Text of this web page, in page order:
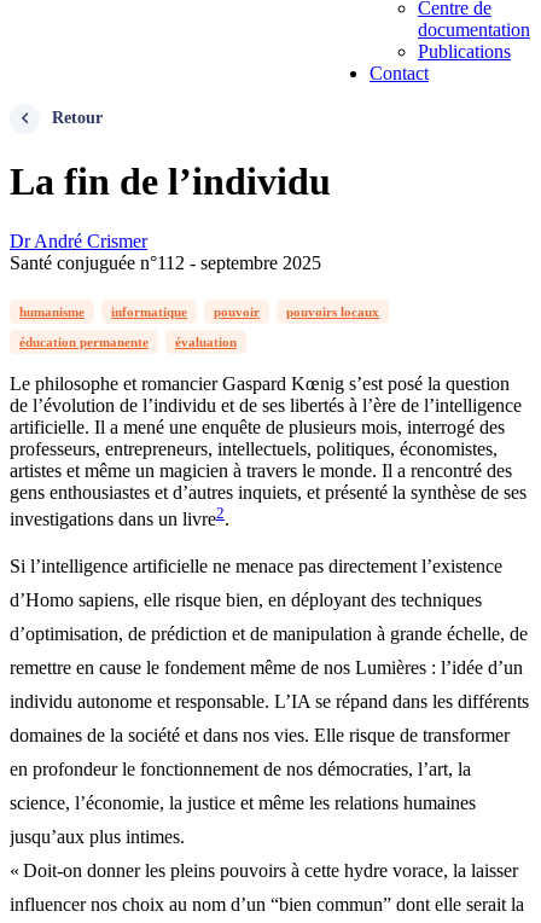
Centre de
documentation
Publications
Contact
Retour
La fin de l’individu
Dr André Crismer
Santé conjuguée n°112 - septembre 2025
humanisme informatique pouvoir pouvoirs locaux
éducation permanente évaluation
Le philosophe et romancier Gaspard Kœnig s’est posé la question
de l’évolution de l’individu et de ses libertés à l’ère de l’intelligence
artificielle. Il a mené une enquête de plusieurs mois, interrogé des
professeurs, entrepreneurs, intellectuels, politiques, économistes,
artistes et même un magicien à travers le monde. Il a rencontré des
gens enthousiastes et d’autres inquiets, et présenté la synthèse de ses
investigations dans un livre2.
Si l’intelligence artificielle ne menace pas directement l’existence
d’Homo sapiens, elle risque bien, en déployant des techniques
d’optimisation, de prédiction et de manipulation à grande échelle, de
remettre en cause le fondement même de nos Lumières : l’idée d’un
individu autonome et responsable. L’IA se répand dans les différents
domaines de la société et dans nos vies. Elle risque de transformer
en profondeur le fonctionnement de nos démocraties, l’art, la
science, l’économie, la justice et même les relations humaines
jusqu’aux plus intimes.
« Doit-on donner les pleins pouvoirs à cette hydre vorace, la laisser
influencer nos choix au nom d’un “bien commun” dont elle serait la